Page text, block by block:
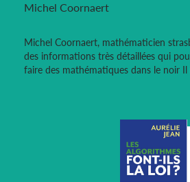
Michel Coornaert
Michel Coornaert, mathématicien
des informations très détaillées qui
faire des mathématiques dans le noir Il